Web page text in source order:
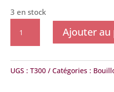
3 en stock
Tour
Ajouter au
UGS : T300 Catégories :